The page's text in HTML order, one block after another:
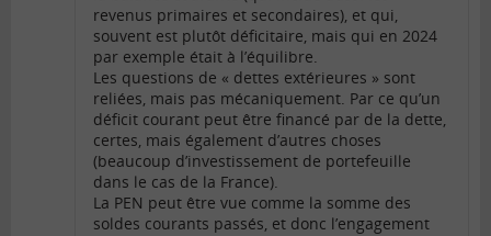
revenus primaires et secondaires), et qui,
souvent est plutôt déficitaire, mais qui en 2024
par exemple était à l’équilibre.
Les questions de « dettes extérieures » sont
reliées, mais pas mécaniquement. Par ce qu’un
déficit courant peut être financé par de la dette,
certes, mais également d’autres choses
(beaucoup d’investissement de portefeuille
dans le cas de la France).
La PEN peut être vue comme la somme des
soldes courants passés, et donc l’engagement